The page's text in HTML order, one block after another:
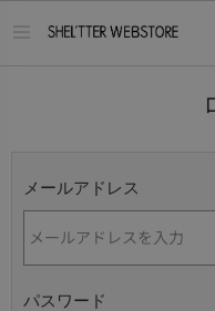
メールアドレス
パスワード